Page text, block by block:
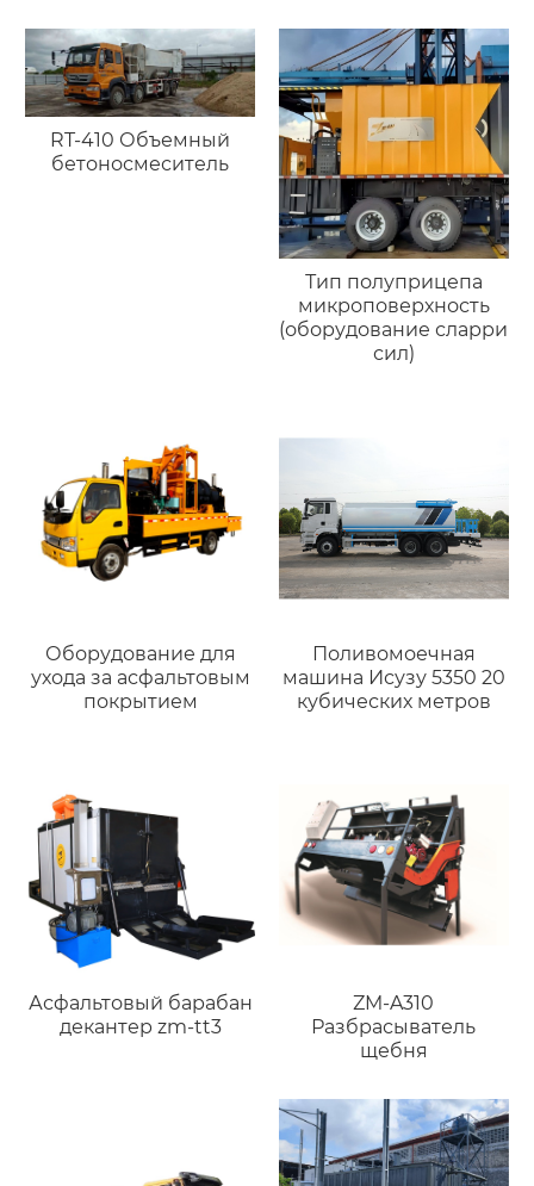
битума
RT-410 Объемный
бетоносмеситель
Тип полуприцепа
микроповерхность
(оборудование сларри
сил)
Оборудование для
ухода за асфальтовым
покрытием
Поливомоечная
машина Исузу 5350 20
кубических метров
Асфальтовый барабан
декантер zm-tt3
ZM-A310
Разбрасыватель
щебня